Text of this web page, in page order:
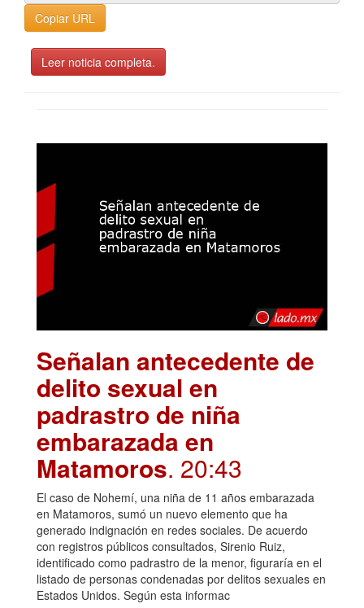
Copiar URL
Leer noticia completa.
Señalan antecedente de
delito sexual en
padrastro de niña
embarazada en
Matamoros. 20:43
El caso de Nohemí, una niña de 11 años embarazada
en Matamoros, sumó un nuevo elemento que ha
generado indignación en redes sociales. De acuerdo
con registros públicos consultados, Sirenio Ruiz,
identificado como padrastro de la menor, figuraría en el
listado de personas condenadas por delitos sexuales en
Estados Unidos. Según esta informac